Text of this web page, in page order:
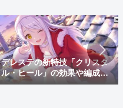
デレステの新特技「クリスタ
ル・ヒール」の効果や編成例
を解説！放置編成への組み込